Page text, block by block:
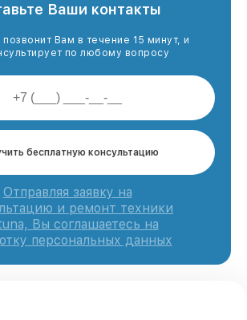
Ваши контакты
Вам в течение 15 минут, и
по любому вопросу
бесплатную консультацию
Отправляя заявку на
и ремонт техники
Вы соглашаетесь на
персональных данных